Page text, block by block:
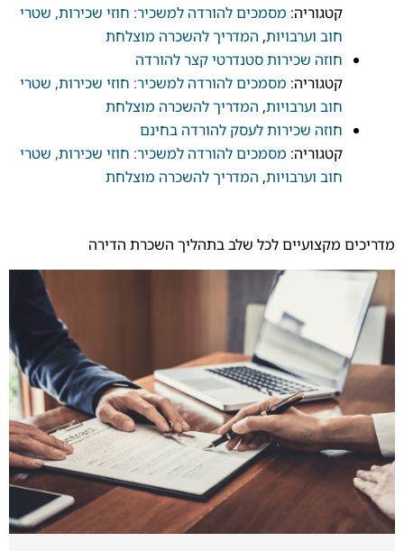
קטגוריה: מסמכים להורדה למשכיר: חוזי שכירות, שטרי
חוב וערבויות, המדריך להשכרה מוצלחת
חוזה שכירות סטנדרטי קצר להורדה
קטגוריה: מסמכים להורדה למשכיר: חוזי שכירות, שטרי
חוב וערבויות, המדריך להשכרה מוצלחת
חוזה שכירות לעסק להורדה בחינם
קטגוריה: מסמכים להורדה למשכיר: חוזי שכירות, שטרי
חוב וערבויות, המדריך להשכרה מוצלחת
מדריכים מקצועיים לכל שלב בתהליך השכרת הדירה